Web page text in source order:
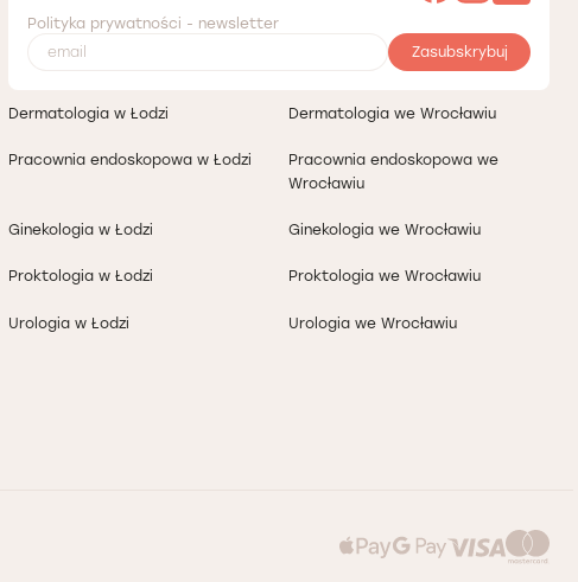
Polityka prywatności - newsletter
Zasubskrybuj
Dermatologia w Łodzi Dermatologia we Wrocławiu
Pracownia endoskopowa w Łodzi
Pracownia endoskopowa we
Wrocławiu
Ginekologia w Łodzi Ginekologia we Wrocławiu
Proktologia w Łodzi Proktologia we Wrocławiu
Urologia w Łodzi Urologia we Wrocławiu